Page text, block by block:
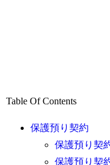
Table Of Contents
保護預り契約
保護預り契
保護預り契